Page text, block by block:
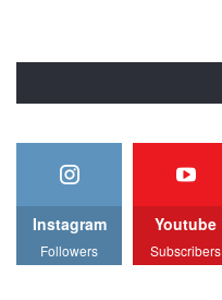
Youtube
Subscribers
Instagram
Followers